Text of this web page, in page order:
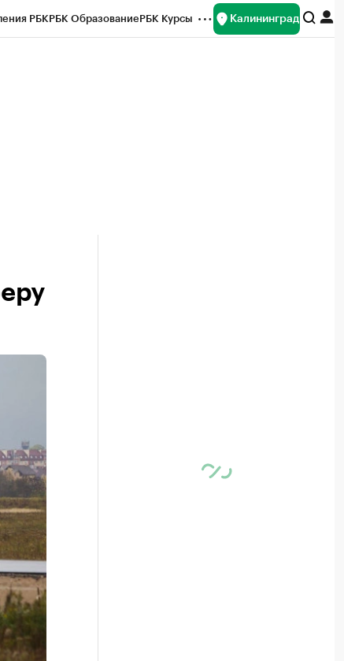
РБКРБК ОбразованиеРБК Курсы Калининград